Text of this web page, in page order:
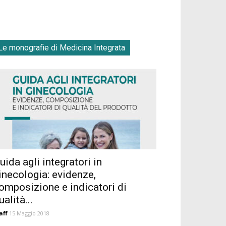
monografie di Medicina Integrata
agli integratori in
evidenze,
e indicatori di
15 Maggio 2018